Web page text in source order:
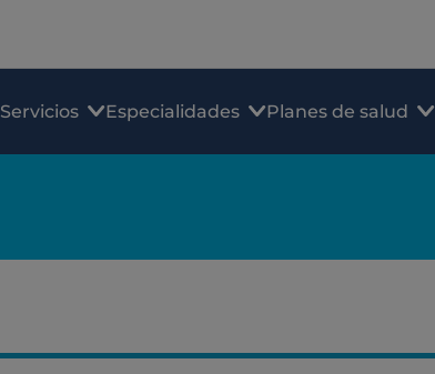
Servicios Especialidades Planes de salud